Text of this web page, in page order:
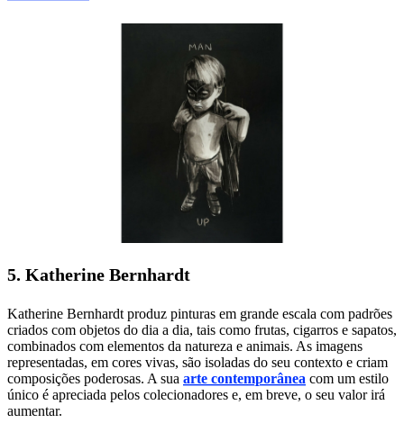
5. Katherine Bernhardt
Katherine Bernhardt produz pinturas em grande escala com padrões
criados com objetos do dia a dia, tais como frutas, cigarros e sapatos,
combinados com elementos da natureza e animais. As imagens
representadas, em cores vivas, são isoladas do seu contexto e criam
composições poderosas. A sua arte contemporânea com um estilo
único é apreciada pelos colecionadores e, em breve, o seu valor irá
aumentar.